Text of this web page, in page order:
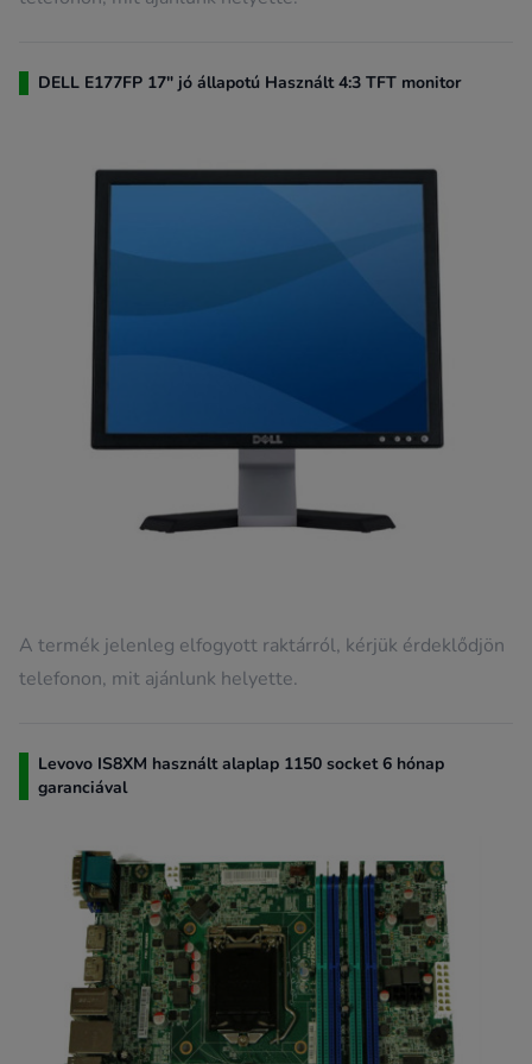
DELL E177FP 17" jó állapotú Használt 4:3 TFT monitor
A termék jelenleg elfogyott raktárról, kérjük érdeklődjön
telefonon, mit ajánlunk helyette.
Levovo IS8XM használt alaplap 1150 socket 6 hónap
garanciával